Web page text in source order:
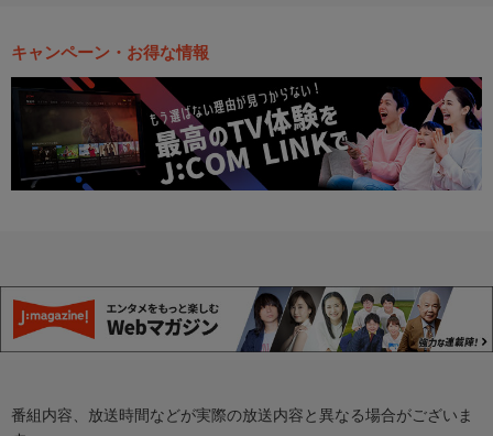
キャンペーン・お得な情報
番組内容、放送時間などが実際の放送内容と異なる場合がございま